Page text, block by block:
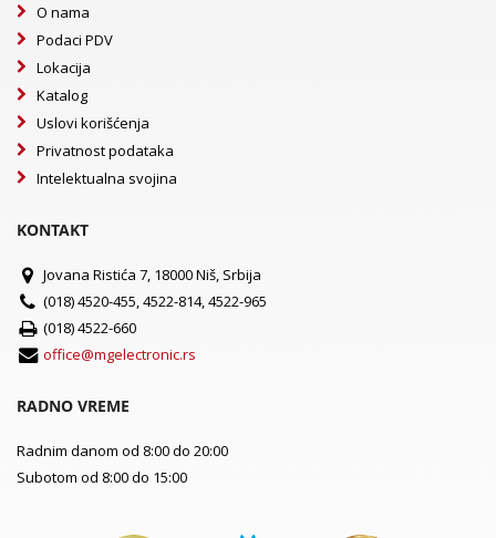
O nama
Podaci PDV
Lokacija
Katalog
Uslovi korišćenja
Privatnost podataka
Intelektualna svojina
KONTAKT
Jovana Ristića 7, 18000 Niš, Srbija
(018) 4520-455, 4522-814, 4522-965
(018) 4522-660
office@mgelectronic.rs
RADNO VREME
Radnim danom od 8:00 do 20:00
Subotom od 8:00 do 15:00